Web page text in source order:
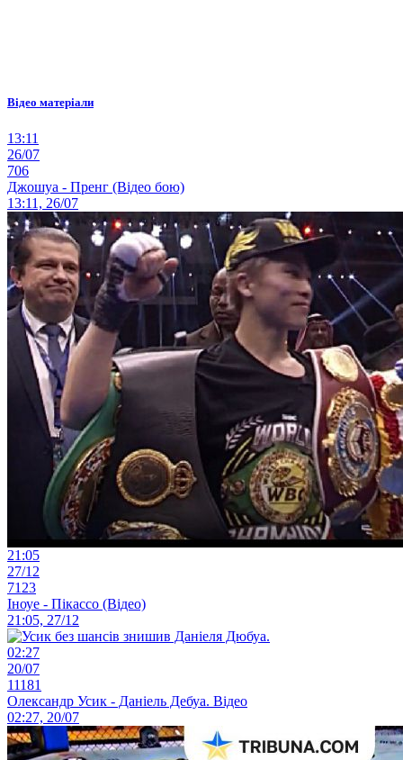
Відео матеріали
13:11
26/07
706
Джошуа - Пренг (Відео бою)
13:11, 26/07
21:05
27/12
7123
Іноуе - Пікассо (Відео)
21:05, 27/12
02:27
20/07
11181
Олександр Усик - Даніель Дебуа. Відео
02:27, 20/07